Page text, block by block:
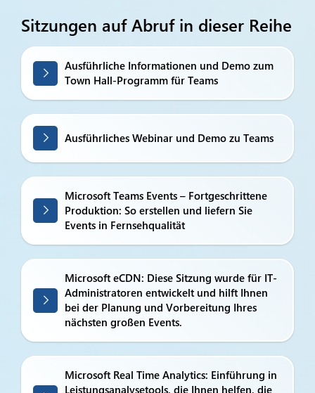
Sitzungen auf Abruf in dieser Reihe
Ausführliche Informationen und Demo zum
Town Hall-Programm für Teams
Ausführliches Webinar und Demo zu Teams
Microsoft Teams Events – Fortgeschrittene
Produktion: So erstellen und liefern Sie
Events in Fernsehqualität
Microsoft eCDN: Diese Sitzung wurde für IT-
Administratoren entwickelt und hilft Ihnen
bei der Planung und Vorbereitung Ihres
nächsten großen Events.
Microsoft Real Time Analytics: Einführung in
Leistungsanalysetools, die Ihnen helfen, die